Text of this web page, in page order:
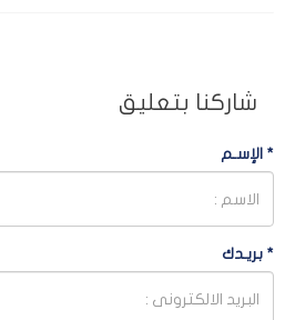
شاركنا بتعليق
* الإسـم
* بريـدك